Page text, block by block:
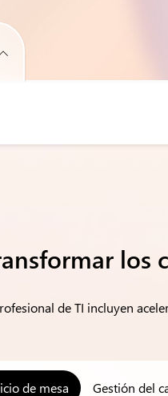
los
de TI incluyen
de mesa Gestión del